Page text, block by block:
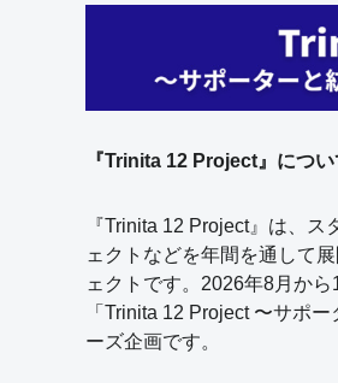
『Trinita 12 Project』につい
『Trinita 12 Project』は、
ェクトなどを年間を通して
ェクトです。2026年8月か
「Trinita 12 Project 〜サポ
ーズ企画です。